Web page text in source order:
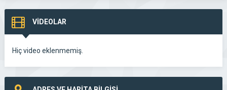
VİDEOLAR
Hiç video eklenmemiş.